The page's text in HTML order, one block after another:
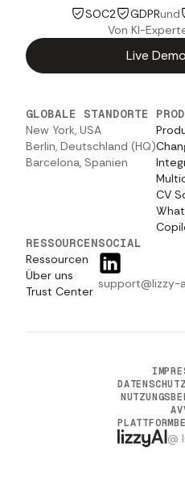
SOC2 GDPRund
Von KI-
Live
GLOBALE STANDORTE
New York, USA
Berlin, Deutschland (HQ)
Barcelona, Spanien
CV
RESSOURCEN
Ressourcen
Über uns
Trust Center
SOCIAL
support@lizzy-
@